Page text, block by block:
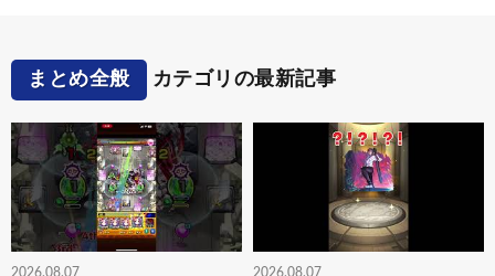
まとめ全般 カテゴリの最新記事
2026.08.07 2026.08.07